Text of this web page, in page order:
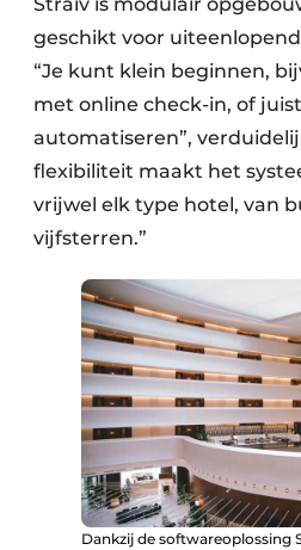
geschikt voor
“Je kunt klein beginnen,
met online check-in, of
automatiseren”,
flexibiliteit maakt het
vrijwel elk type hotel, van
vijfsterren.”
Dankzij de softwareoplossing